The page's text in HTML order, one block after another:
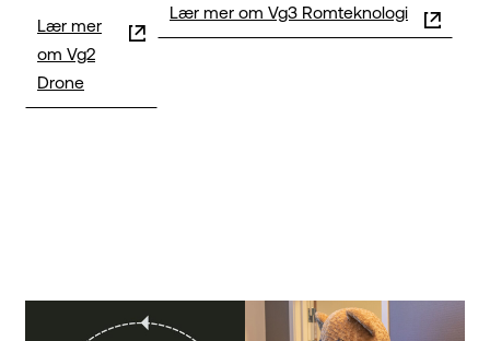
Lær mer
om Vg2
Drone
Lær mer om Vg3 Romteknologi